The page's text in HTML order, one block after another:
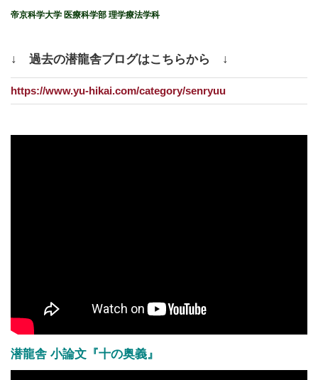
帝京科学大学 医療科学部 理学療法学科
↓ 過去の潜龍舎ブログはこちらから ↓
https://www.yu-hikai.com/category/senryuu
潜龍舎 小論文『十の奥義』